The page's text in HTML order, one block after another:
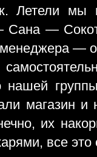
Летели
—
—
нашей
магазин и
их
все это